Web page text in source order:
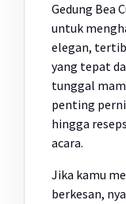
Gedung Bea
untuk
elegan,
yang tepat
tunggal
penting
hingga
acara.
Jika kamu
berkesan,